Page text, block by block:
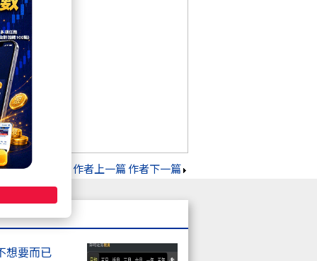
作者上一篇作者下一篇
想要而已